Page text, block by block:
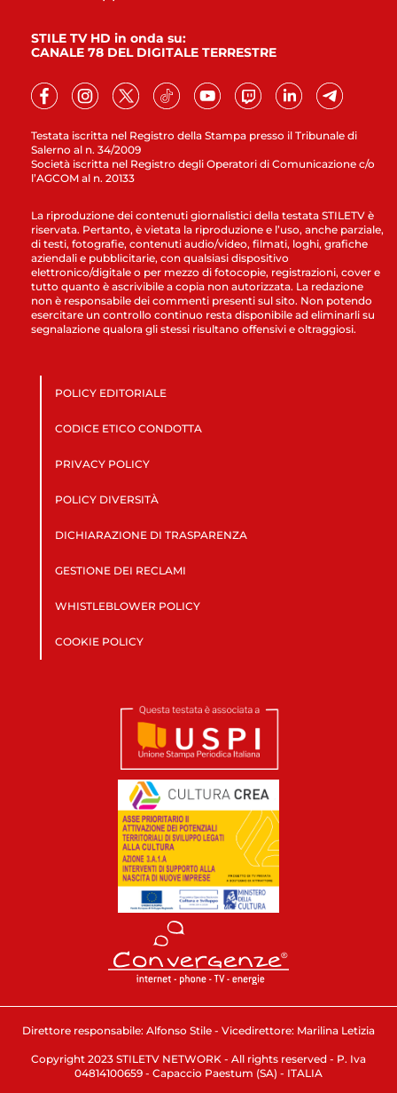
Testata iscritta nel Registro della Stampa presso il Tribunale di
Salerno al n. 34/2009
Società iscritta nel Registro degli Operatori di Comunicazione c/o
l’AGCOM al n. 20133
STILE TV HD in onda su:
CANALE 78 DEL DIGITALE TERRESTRE
La riproduzione dei contenuti giornalistici della testata STILETV è
riservata. Pertanto, è vietata la riproduzione e l’uso, anche parziale,
di testi, fotografie, contenuti audio/video, filmati, loghi, grafiche
aziendali e pubblicitarie, con qualsiasi dispositivo
elettronico/digitale o per mezzo di fotocopie, registrazioni, cover e
tutto quanto è ascrivibile a copia non autorizzata. La redazione
non è responsabile dei commenti presenti sul sito. Non potendo
esercitare un controllo continuo resta disponibile ad eliminarli su
segnalazione qualora gli stessi risultano offensivi e oltraggiosi.
POLICY EDITORIALE
CODICE ETICO CONDOTTA
PRIVACY POLICY
POLICY DIVERSITÀ
DICHIARAZIONE DI TRASPARENZA
GESTIONE DEI RECLAMI
WHISTLEBLOWER POLICY
COOKIE POLICY
Direttore responsabile: Alfonso Stile - Vicedirettore: Marilina Letizia
Copyright 2023 STILETV NETWORK - All rights reserved - P. Iva
04814100659 - Capaccio Paestum (SA) - ITALIA